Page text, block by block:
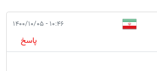
۱۰:۴۶ - ۱۴۰۰/۱۰/۰۵
پاسخ